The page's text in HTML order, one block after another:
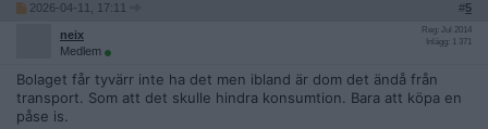
2026-04-11, 17:11 #5
neix
Medlem
Reg: Jul 2014
Inlägg: 1 371
Bolaget får tyvärr inte ha det men ibland är dom det ändå från
transport. Som att det skulle hindra konsumtion. Bara att köpa en
påse is.